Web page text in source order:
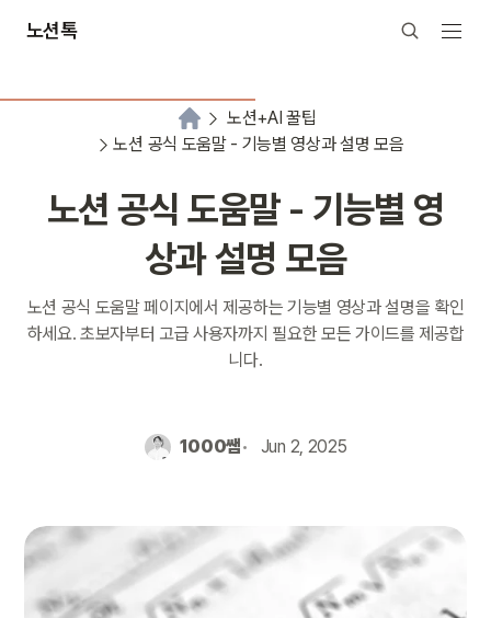
노션톡
노션+AI 꿀팁
노션 공식 도움말 - 기능별 영상과 설명 모음
노션 공식 도움말 - 기능별 영
상과 설명 모음
노션 공식 도움말 페이지에서 제공하는 기능별 영상과 설명을 확인
하세요. 초보자부터 고급 사용자까지 필요한 모든 가이드를 제공합
니다.
1000쌤 Jun 2, 2025